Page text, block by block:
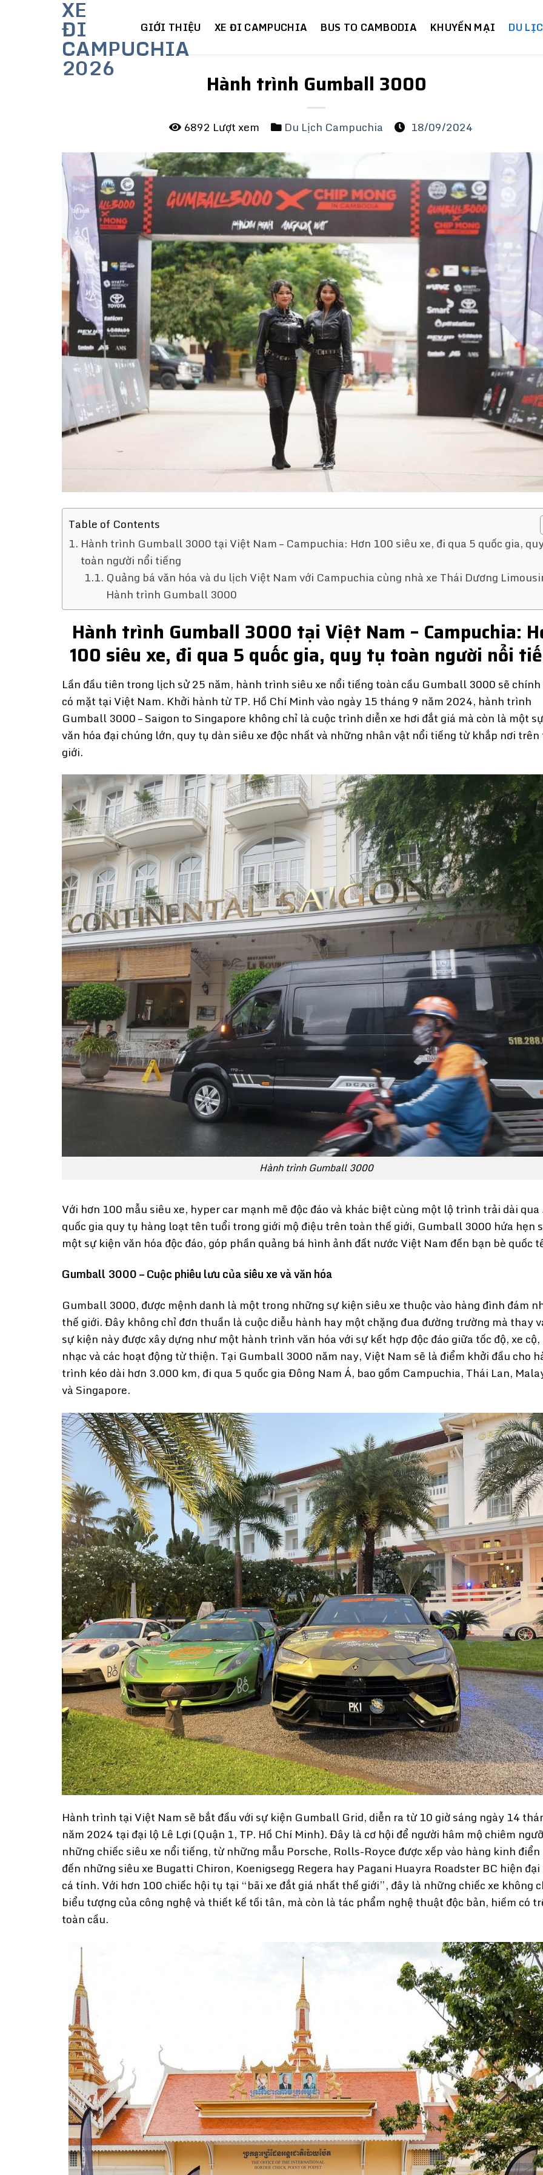
XE
ĐI
CAMPUCHIA
2026
GIỚI THIỆU XE ĐI CAMPUCHIA BUS TO CAMBODIA KHUYẾN MẠI DU
Hành trình Gumball 3000
6892 Lượt xem Du Lịch Campuchia 18/09/2024
Table of Contents
Hành trình Gumball 3000 tại Việt Nam – Campuchia: Hơn 100 siêu xe, đi qua 5 quốc gia,
toàn người nổi tiếng
Quảng bá văn hóa và du lịch Việt Nam với Campuchia cùng nhà xe Thái Dương
Hành trình Gumball 3000
Hành trình Gumball 3000 tại Việt Nam – Campuchia:
100 siêu xe, đi qua 5 quốc gia, quy tụ toàn người nổi
Lần đầu tiên trong lịch sử 25 năm, hành trình siêu xe nổi tiếng toàn cầu Gumball 3000 sẽ
có mặt tại Việt Nam. Khởi hành từ TP. Hồ Chí Minh vào ngày 15 tháng 9 năm 2024, hành trình
Gumball 3000 – Saigon to Singapore không chỉ là cuộc trình diễn xe hơi đắt giá mà còn là một
văn hóa đại chúng lớn, quy tụ dàn siêu xe độc nhất và những nhân vật nổi tiếng từ khắp nơi
giới.
Hành trình Gumball 3000
Với hơn 100 mẫu siêu xe, hyper car mạnh mẽ độc đáo và khác biệt cùng một lộ trình trải dài qua
quốc gia quy tụ hàng loạt tên tuổi trong giới mộ điệu trên toàn thế giới, Gumball 3000 hứa hẹn
một sự kiện văn hóa độc đáo, góp phần quảng bá hình ảnh đất nước Việt Nam đến bạn bè quốc
Gumball 3000 – Cuộc phiêu lưu của siêu xe và văn hóa
Gumball 3000, được mệnh danh là một trong những sự kiện siêu xe thuộc vào hàng đình đám
thế giới. Đây không chỉ đơn thuần là cuộc diễu hành hay một chặng đua đường trường mà thay
sự kiện này được xây dựng như một hành trình văn hóa với sự kết hợp độc đáo giữa tốc độ, xe
nhạc và các hoạt động từ thiện. Tại Gumball 3000 năm nay, Việt Nam sẽ là điểm khởi đầu cho
trình kéo dài hơn 3.000 km, đi qua 5 quốc gia Đông Nam Á, bao gồm Campuchia, Thái Lan,
và Singapore.
Hành trình tại Việt Nam sẽ bắt đầu với sự kiện Gumball Grid, diễn ra từ 10 giờ sáng ngày 14
năm 2024 tại đại lộ Lê Lợi (Quận 1, TP. Hồ Chí Minh). Đây là cơ hội để người hâm mộ chiêm
những chiếc siêu xe nổi tiếng, từ những mẫu Porsche, Rolls-Royce được xếp vào hàng kinh điển
đến những siêu xe Bugatti Chiron, Koenigsegg Regera hay Pagani Huayra Roadster BC hiện đại
cá tính. Với hơn 100 chiếc hội tụ tại “bãi xe đắt giá nhất thế giới”, đây là những chiếc xe không
biểu tượng của công nghệ và thiết kế tối tân, mà còn là tác phẩm nghệ thuật độc bản, hiếm có
toàn cầu.